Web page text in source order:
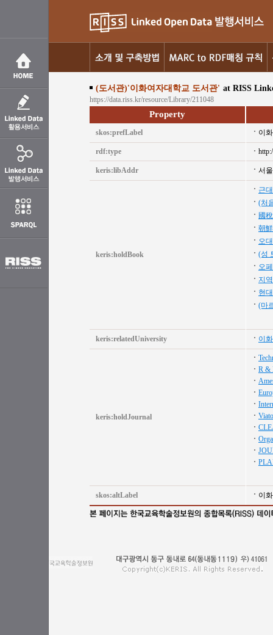
(도서관)'이화여자대학교 도서관' at RISS
https://data.riss.kr/resource/Library/211048
Property
skos:prefLabel 이
rdf:type
keris:libAddr 서
keris:holdBook
근
(처
國
朝
오
(성
오
지
현
(마
keris:relatedUniversity 이
keris:holdJournal
R &
skos:altLabel 이